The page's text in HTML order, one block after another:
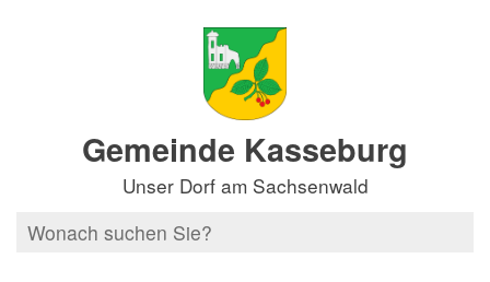
Gemeinde Kasseburg
Unser Dorf am Sachsenwald